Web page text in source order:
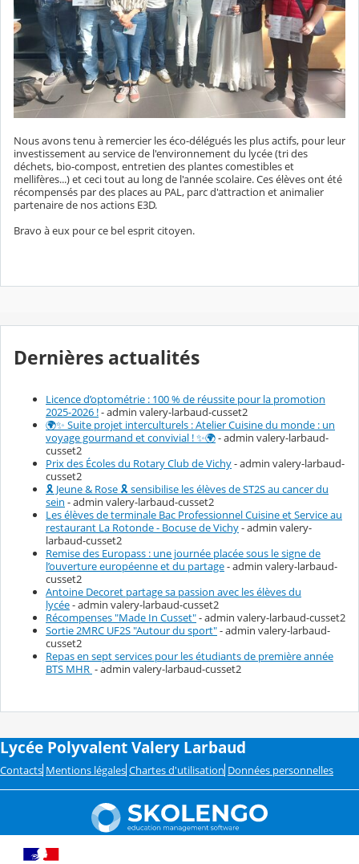
Nous avons tenu à remercier les éco-délégués les plus actifs, pour leur
investissement au service de l'environnement du lycée (tri des
déchets, bio-compost, entretien des plantes comestibles et
mellifères...) et ceci tout au long de l'année scolaire. Ces élèves ont été
récompensés par des places au PAL, parc d'attraction et animalier
partenaire de nos actions E3D.
Bravo à eux pour ce bel esprit citoyen.
Dernières actualités
Licence d’optométrie : 100 % de réussite pour la promotion
2025-2026 !- admin valery-larbaud-cusset2
🌍✨ Suite projet interculturels : Atelier Cuisine du monde : un
voyage gourmand et convivial ! ✨🌍- admin valery-larbaud-
cusset2
Prix des Écoles du Rotary Club de Vichy- admin valery-larbaud-
cusset2
🎗️ Jeune & Rose 🎗️ sensibilise les élèves de ST2S au cancer du
sein - admin valery-larbaud-cusset2
Les élèves de terminale Bac Professionnel Cuisine et Service au
restaurant La Rotonde - Bocuse de Vichy- admin valery-
larbaud-cusset2
Remise des Europass : une journée placée sous le signe de
l’ouverture européenne et du partage- admin valery-larbaud-
cusset2
Antoine Decoret partage sa passion avec les élèves du
lycée- admin valery-larbaud-cusset2
Récompenses "Made In Cusset"- admin valery-larbaud-cusset2
Sortie 2MRC UF2S "Autour du sport"- admin valery-larbaud-
cusset2
Repas en sept services pour les étudiants de première année
BTS MHR - admin valery-larbaud-cusset2
Lycée Polyvalent Valery Larbaud
Contacts Mentions légales Chartes d'utilisation Données personnelles